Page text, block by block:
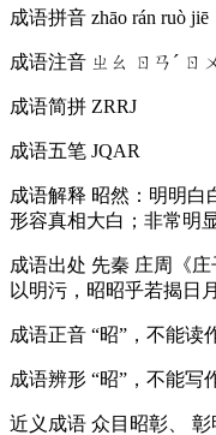
成语拼音 zhāo rán ruò jiē
成语注音 ㄓㄠ ㄖㄢˊ ㄖ
成语简拼 ZRRJ
成语五笔 JQAR
成语解释 昭然：明明白
形容真相大白；非常明显
成语出处 先秦 庄周《
以明污，昭昭乎若揭日
成语正音 “昭”，不能读
成语辨形 “昭”，不能写
近义成语 众目昭彰、